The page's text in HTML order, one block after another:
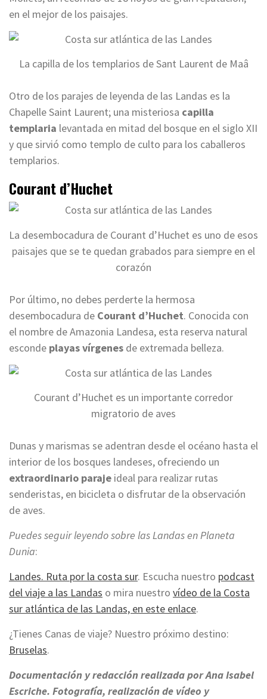
en el mejor de los paisajes.
La capilla de los templarios de Sant Laurent de Maâ
Otro de los parajes de leyenda de las Landas es la
Chapelle Saint Laurent; una misteriosa capilla
templaria levantada en mitad del bosque en el siglo XII
y que sirvió como templo de culto para los caballeros
templarios.
Courant d’Huchet
La desembocadura de Courant d’Huchet es uno de esos
paisajes que se te quedan grabados para siempre en el
corazón
Por último, no debes perderte la hermosa
desembocadura de Courant d’Huchet. Conocida con
el nombre de Amazonia Landesa, esta reserva natural
esconde playas vírgenes de extremada belleza.
Courant d’Huchet es un importante corredor
migratorio de aves
Dunas y marismas se adentran desde el océano hasta el
interior de los bosques landeses, ofreciendo un
extraordinario paraje ideal para realizar rutas
senderistas, en bicicleta o disfrutar de la observación
de aves.
Puedes seguir leyendo sobre las Landas en Planeta
Dunia:
Landes. Ruta por la costa sur. Escucha nuestro podcast
del viaje a las Landas o mira nuestro vídeo de la Costa
sur atlántica de las Landas, en este enlace.
¿Tienes Canas de viaje? Nuestro próximo destino:
Bruselas.
Documentación y redacción realizada por Ana Isabel
Escriche. Fotografía, realización de vídeo y